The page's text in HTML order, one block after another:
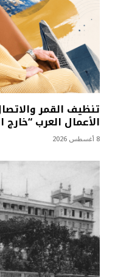
تنظيف القمر
الأعمال العرب “خارج
8 أغسطس 2026